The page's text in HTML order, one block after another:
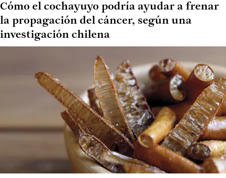
Cómo el cochayuyo podría ayudar a frenar
la propagación del cáncer, según una
investigación chilena